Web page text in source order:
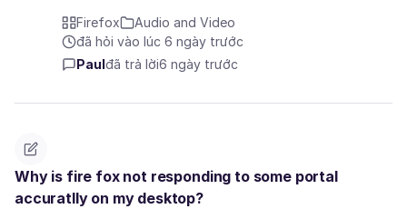
Firefox
Audio and Video
đã hỏi vào lúc 6 ngày trước
Paul đã trả lời6 ngày trước
Why is fire fox not responding to some portal
accuratlly on my desktop?